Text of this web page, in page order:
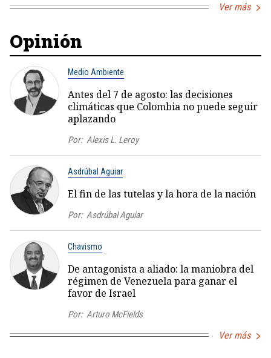
Ver más
Opinión
Medio Ambiente
Antes del 7 de agosto: las decisiones
climáticas que Colombia no puede seguir
aplazando
Por: Alexis L. Leroy
Asdrúbal Aguiar
El fin de las tutelas y la hora de la nación
Por: Asdrúbal Aguiar
Chavismo
De antagonista a aliado: la maniobra del
régimen de Venezuela para ganar el
favor de Israel
Por: Arturo McFields
Ver más